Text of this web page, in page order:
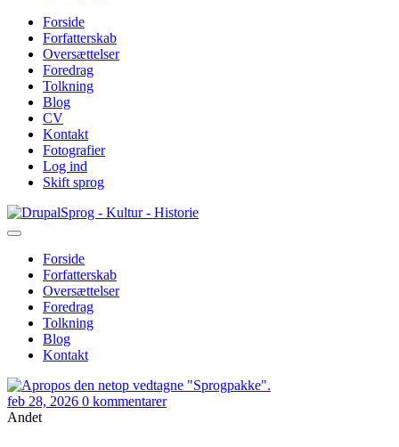
Forside
Forfatterskab
Oversættelser
Foredrag
Tolkning
Blog
CV
Kontakt
Fotografier
Log ind
Skift sprog
Gå
til
Sprog - Kultur - Historie
Primær
navigation
Forside
Forfatterskab
Oversættelser
Foredrag
Tolkning
Blog
Kontakt
feb 28, 2026 0 kommentarer
Andet